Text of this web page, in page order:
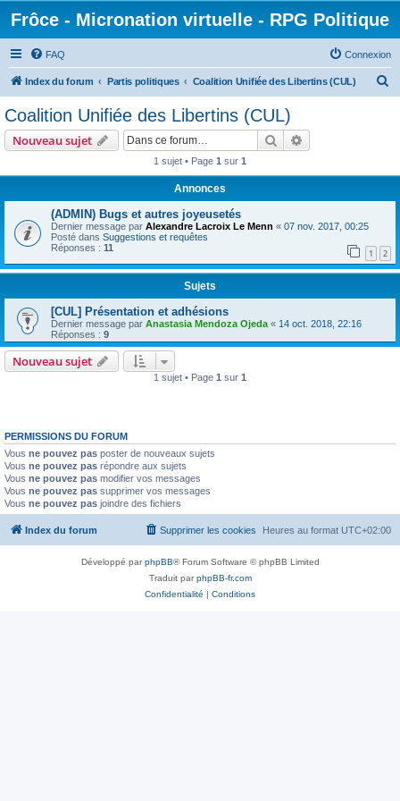
Frôce - Micronation virtuelle - RPG Politique
FAQ Connexion
Index du forum Partis politiques Coalition Unifiée des Libertins (CUL)
r
Coalition Unifiée des Libertins (CUL)
Nouveau sujet Rechercher
1 sujet • Page 1 sur 1
Annonces
(ADMIN) Bugs et autres joyeusetés
Dernier message par Alexandre Lacroix Le Menn « 07 nov. 2017, 00:25
Posté dans Suggestions et requêtes
Réponses : 11 1 2
Sujets
[CUL] Présentation et adhésions
Dernier message par Anastasia Mendoza Ojeda « 14 oct. 2018, 22:16
Réponses : 9
Nouveau sujet
1 sujet • Page 1 sur 1
PERMISSIONS DU FORUM
Vous ne pouvez pas poster de nouveaux sujets
Vous ne pouvez pas répondre aux sujets
Vous ne pouvez pas modifier vos messages
Vous ne pouvez pas supprimer vos messages
Vous ne pouvez pas joindre des fichiers
Index du forum Heures au format UTC+02:00
Supprimer les cookies
Développé parphpBB® Forum Software © phpBB Limited
Traduit parphpBB-fr.com
Confidentialité | Conditions